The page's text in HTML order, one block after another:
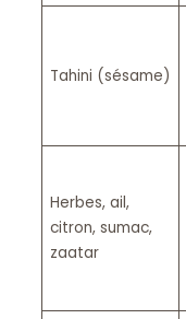
Tahini (sésame)
Herbes, ail,
citron, sumac,
zaatar